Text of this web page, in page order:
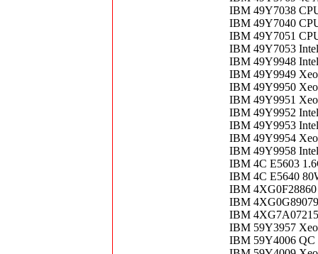
IBM 49Y7038
IBM 49Y7040
IBM 49Y7051
IBM 49Y7053
IBM 49Y9948
IBM 49Y9949
IBM 49Y9950
IBM 49Y9951
IBM 49Y9952
IBM 49Y9953
IBM 49Y9954
IBM 49Y9958
IBM 4C E5603
IBM 4C E5640
IBM
IBM
IBM
IBM 59Y3957
IBM 59Y4006 QC